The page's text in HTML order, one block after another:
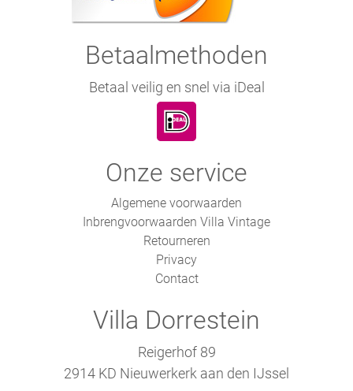
Betaalmethoden
Betaal veilig en snel via iDeal
Onze service
Algemene voorwaarden
Inbrengvoorwaarden Villa Vintage
Retourneren
Privacy
Contact
Villa Dorrestein
Reigerhof 89
2914 KD Nieuwerkerk aan den IJssel